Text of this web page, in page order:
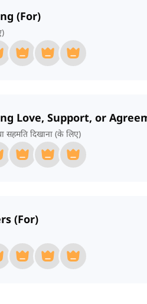
(For)
Love, Support, or
सहमति दिखाना (के लिए)
(For)